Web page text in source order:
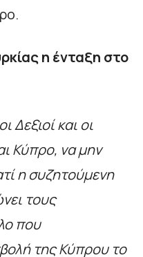
η ένταξη στο
Δεξιοί και οι
Κύπρο, να μην
η συζητούμενη
τους
που
της Κύπρου το